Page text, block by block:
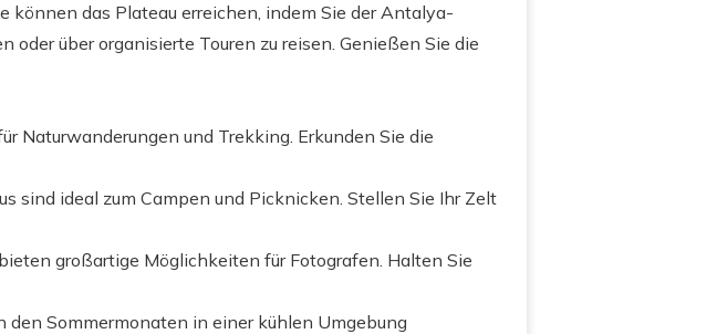
das Plateau erreichen, indem Sie der Antalya-
über organisierte Touren zu reisen. Genießen Sie die
Naturwanderungen und Trekking. Erkunden Sie die
sind ideal zum Campen und Picknicken. Stellen Sie Ihr Zelt
großartige Möglichkeiten für Fotografen. Halten Sie
Sommermonaten in einer kühlen Umgebung